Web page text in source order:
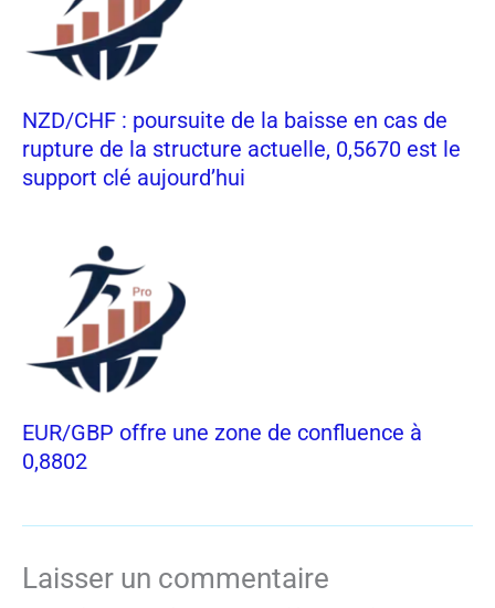
NZD/CHF : poursuite de la baisse en cas de
rupture de la structure actuelle, 0,5670 est le
support clé aujourd’hui
EUR/GBP offre une zone de confluence à
0,8802
Laisser un commentaire